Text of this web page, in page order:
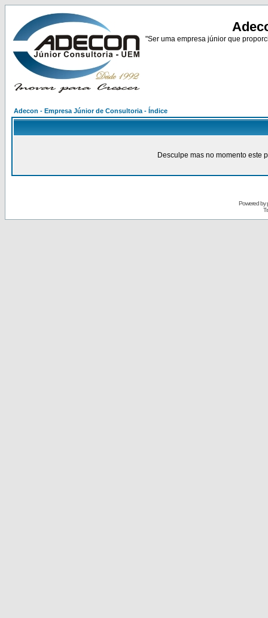
"Ser uma empresa júnior que
Adecon - Empresa Júnior de Consultoria - Índice
Desculpe mas no momento este
Powered by